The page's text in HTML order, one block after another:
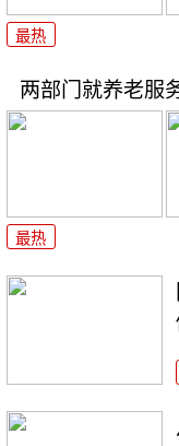
最热
两部门就养老服
最热